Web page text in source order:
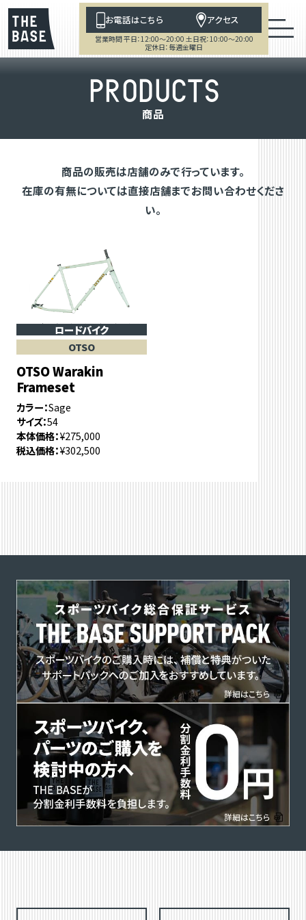
お電話はこちら アクセス
営業時間 平日：12:00～20:00 土日祝：10:00～20:00
定休日：毎週金曜日
PRODUCTS
商品
商品の販売は店舗のみで行っています。
在庫の有無については直接店舗までお問い合わせくださ
い。
ロードバイク
OTSO
OTSO Warakin
Frameset
カラー Sage
サイズ 54
本体価格 ¥275,000
税込価格 ¥302,500